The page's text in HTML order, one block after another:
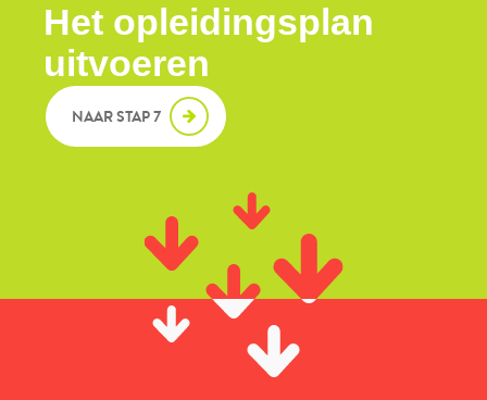
Het opleidingsplan
uitvoeren
NAAR STAP 7